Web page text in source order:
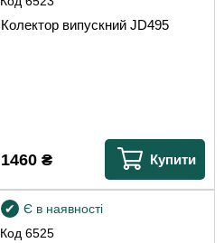
Колектор випускний JD495
1460₴ Купити
Код6525
Є в наявності